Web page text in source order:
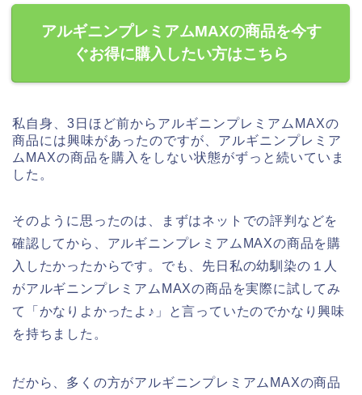
アルギニンプレミアムMAXの商品を今す
ぐお得に購入したい方はこちら
私自身、3日ほど前からアルギニンプレミアムMAXの
商品には興味があったのですが、アルギニンプレミア
ムMAXの商品を購入をしない状態がずっと続いていま
した。
そのように思ったのは、まずはネットでの評判などを
確認してから、アルギニンプレミアムMAXの商品を購
入したかったからです。でも、先日私の幼馴染の１人
がアルギニンプレミアムMAXの商品を実際に試してみ
て「かなりよかったよ♪」と言っていたのでかなり興味
を持ちました。
だから、多くの方がアルギニンプレミアムMAXの商品